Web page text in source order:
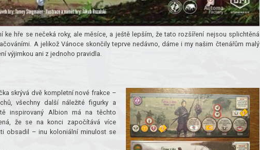
ke hře se nečeká roky, ale měsíce, a ještě lepším, že tato rozšíření nejsou splichtěná
A jelikož Vánoce skončily teprve nedávno, dáme i my našim čtenářům malý
výjimkou ani z jednoho pravidla.
skrývá dvě kompletní nové frakce –
všechny další náležité figurky a
inspirovaný Albion má na těchto
že se na konci započítává více
obsadil – inu koloniální minulost se